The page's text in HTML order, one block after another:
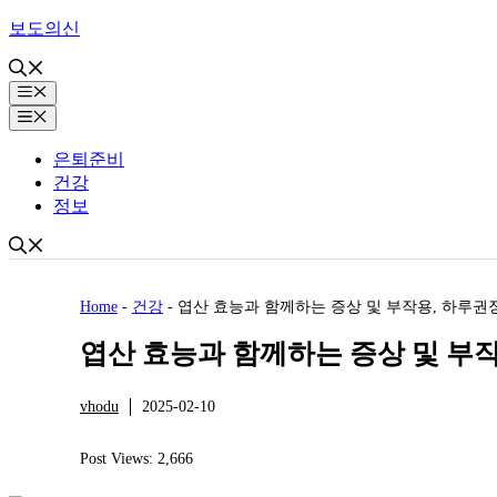
Skip
content
보도의신
Menu
Menu
은퇴준비
건강
정보
Home - 건강 - 엽산 효능과 함께하는 증상 및 부작용, 하루권
엽산 효능과 함께하는 증상 및 부
vhodu 2025-02-10
Post Views: 2,666